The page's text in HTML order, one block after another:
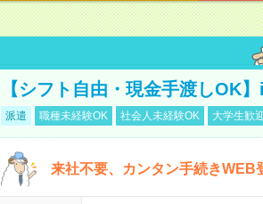
【シフト自由・現金手渡しOK
派遣 職種未経験OK 社会人未経験OK 大学生歓
来社不要、カンタン手続きWEB